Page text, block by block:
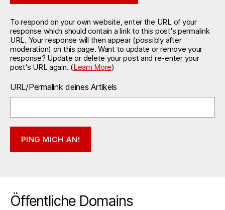
To respond on your own website, enter the URL of your
response which should contain a link to this post's permalink
URL. Your response will then appear (possibly after
moderation) on this page. Want to update or remove your
response? Update or delete your post and re-enter your
post's URL again. (Learn More)
URL/Permalink deines Artikels
Öffentliche Domains